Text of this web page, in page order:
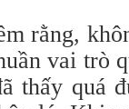
rằng,
vai trò
thấy quá